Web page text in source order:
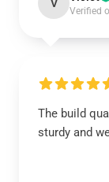
V
Verified
The build
sturdy and